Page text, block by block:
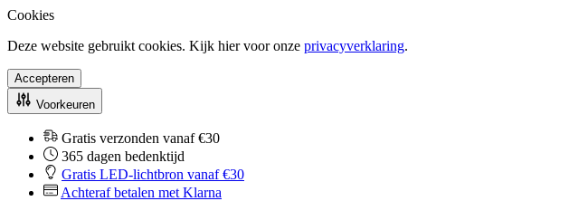
Cookies
Deze website gebruikt cookies. Kijk hier voor onze privacyverklaring.
Accepteren
Voorkeuren
Gratis verzonden vanaf €30
365 dagen bedenktijd
Gratis LED-lichtbron vanaf €30
Achteraf betalen met Klarna